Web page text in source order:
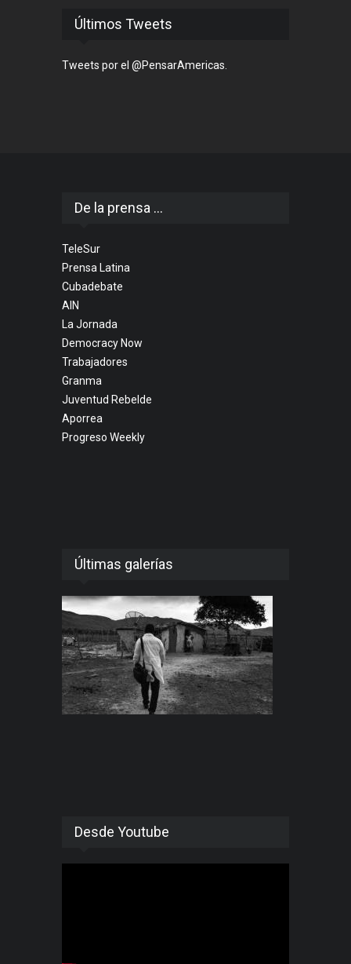
Últimos Tweets
Tweets por el @PensarAmericas.
De la prensa ...
TeleSur
Prensa Latina
Cubadebate
AIN
La Jornada
Democracy Now
Trabajadores
Granma
Juventud Rebelde
Aporrea
Progreso Weekly
Últimas galerías
Desde Youtube